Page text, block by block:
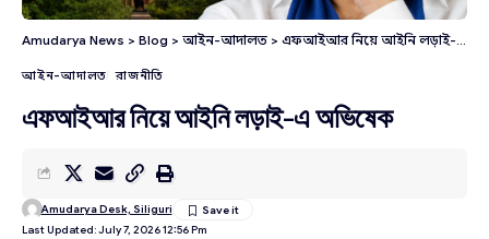
Amudarya News > Blog > আইন-আদালত > এফআইআর নিয়ে আইনি লড়াই-এ অভিষেক
আইন-আদালত রাজনীতি
এফআইআর নিয়ে আইনি লড়াই-এ অভিষেক
Last Updated: July 7, 2026 12:56 Pm
Amudarya Desk, Siliguri